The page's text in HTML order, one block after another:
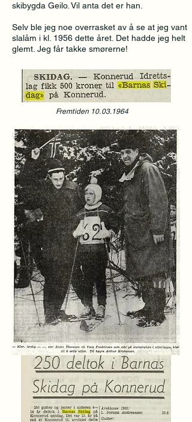
skibygda Geilo. Vil anta det er han.
Selv ble jeg noe overrasket av å se at jeg vant
slalåm i kl. 1956 dette året. Det hadde jeg helt
glemt. Jeg får takke smørerne!
Fremtiden 10.03.1964